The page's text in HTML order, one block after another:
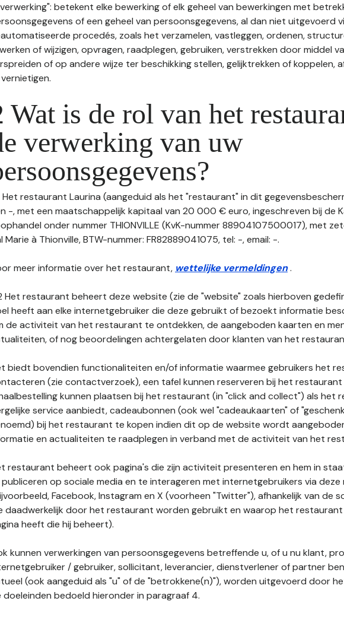
betekent elke bewerking of elk geheel van bewerkingen met
of een geheel van persoonsgegevens, al dan niet uitgevoerd
procedés, zoals het verzamelen, vastleggen, ordenen,
of wijzigen, opvragen, raadplegen, gebruiken, verstrekken door middel
of op andere wijze ter beschikking stellen, gelijktrekken of koppelen,
Wat is de rol van het
verwerking van uw
Het restaurant Laurina (aangeduid als het "restaurant" in dit
-, met een maatschappelijk kapitaal van 20 000 € euro, ingeschreven bij de
onder nummer THIONVILLE (KvK-nummer 88904107500017), met
Marie à Thionville, BTW-nummer: FR82889041075, tel: -, email: -.
meer informatie over het restaurant, wettelijke vermeldingen.
Het restaurant beheert deze website (zie de "website" zoals hierboven
heeft aan elke internetgebruiker die deze gebruikt of bezoekt informatie
de activiteit van het restaurant te ontdekken, de aangeboden kaarten en
of nog beoordelingen achtergelaten door klanten van het
biedt bovendien functionaliteiten en/of informatie waarmee gebruikers het
(zie contactverzoek), een tafel kunnen reserveren bij het restaurant
kunnen plaatsen bij het restaurant (in "click and collect") als het
service aanbiedt, cadeaubonnen (ook wel "cadeaukaarten" of
bij het restaurant te kopen indien dit op de website wordt
en actualiteiten te raadplegen in verband met de activiteit van het
restaurant beheert ook pagina's die zijn activiteit presenteren en hem in
op sociale media en te interageren met internetgebruikers via deze
Facebook, Instagram en X (voorheen "Twitter"), afhankelijk van de
daadwerkelijk door het restaurant worden gebruikt en waarop het restaurant
heeft die hij beheert).
kunnen verwerkingen van persoonsgegevens betreffende u, of u nu klant,
/ gebruiker, sollicitant, leverancier, dienstverlener of partner
(ook aangeduid als "u" of de "betrokkene(n)"), worden uitgevoerd door
doeleinden bedoeld hieronder in paragraaf 4.